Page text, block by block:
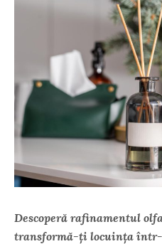
Descoperă rafinamentul
transformă-ți locuința